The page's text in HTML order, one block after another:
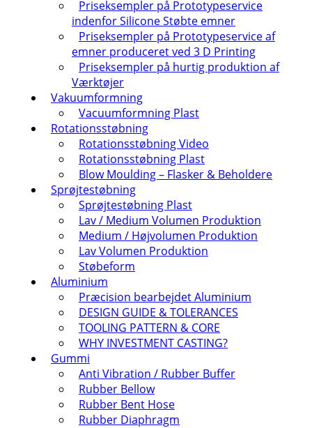
Priseksempler på Prototypeservice
indenfor Silicone Støbte emner
Priseksempler på Prototypeservice af
emner produceret ved 3 D Printing
Priseksempler på hurtig produktion af
Værktøjer
Vakuumformning
Vacuumformning Plast
Rotationsstøbning
Rotationsstøbning Video
Rotationsstøbning Plast
Blow Moulding – Flasker & Beholdere
Sprøjtestøbning
Sprøjtestøbning Plast
Lav / Medium Volumen Produktion
Medium / Højvolumen Produktion
Lav Volumen Produktion
Støbeform
Aluminium
Præcision bearbejdet Aluminium
DESIGN GUIDE & TOLERANCES
TOOLING PATTERN & CORE
WHY INVESTMENT CASTING?
Gummi
Anti Vibration / Rubber Buffer
Rubber Bellow
Rubber Bent Hose
Rubber Diaphragm